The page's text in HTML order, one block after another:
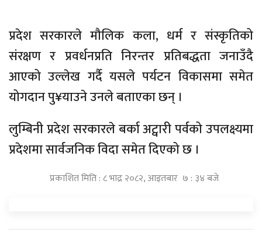
प्रदेश सरकारले मौलिक कला, धर्म र संस्कृतिको
संरक्षण र प्रवर्धनप्रति निरन्तर प्रतिबद्धता जनाउँदै
आएको उल्लेख गर्दै यसले पर्यटन विकासमा समेत
योगदान पु¥याउने उनले बताएका छन् ।
लुम्बिनी प्रदेश सरकारले बर्का अट्वारी पर्वको उपलक्ष्यमा
प्रदेशमा सार्वजनिक विदा समेत दिएको छ ।
प्रकाशित मिति : ८ भाद्र २०८२, आइतबार ७ : ३४ बजे